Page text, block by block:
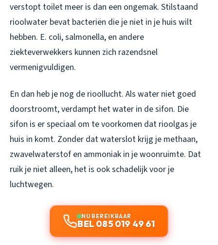
verstopt toilet meer is dan een ongemak. Stilstaand
rioolwater bevat bacteriën die je niet in je huis wilt
hebben. E. coli, salmonella, en andere
ziekteverwekkers kunnen zich razendsnel
vermenigvuldigen.
En dan heb je nog de rioollucht. Als water niet goed
doorstroomt, verdampt het water in de sifon. Die
sifon is er speciaal om te voorkomen dat rioolgas je
huis in komt. Zonder dat waterslot krijg je methaan,
zwavelwaterstof en ammoniak in je woonruimte. Dat
ruik je niet alleen, het is ook schadelijk voor je
luchtwegen.
NU BEREIKBAAR
BEL 085 019 49 61